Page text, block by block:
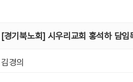
[경기북노회] 시우리교회 홍석하 담
김경의